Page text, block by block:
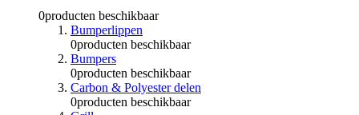
0producten beschikbaar
Bumperlippen
0producten beschikbaar
Bumpers
0producten beschikbaar
Carbon & Polyester delen
0producten beschikbaar